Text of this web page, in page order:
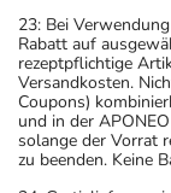
23: Bei
Rabatt auf
rezeptpflichtige
Versandkosten.
Coupons)
und in der
solange der Vorrat
zu beenden. Keine